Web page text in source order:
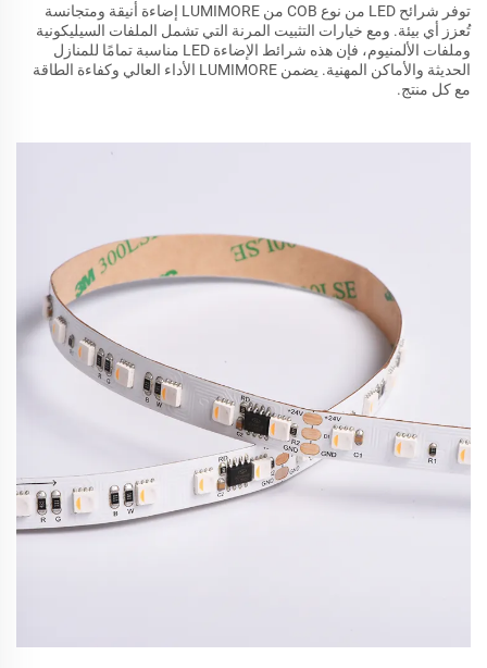
توفر شرائح LED من نوع COB من LUMIMORE إضاءة أنيقة ومتجانسة
تُعزز أي بيئة. ومع خيارات التثبيت المرنة التي تشمل الملفات السيليكونية
وملفات الألمنيوم، فإن هذه شرائط الإضاءة LED مناسبة تمامًا للمنازل
الحديثة والأماكن المهنية. يضمن LUMIMORE الأداء العالي وكفاءة الطاقة
مع كل منتج.